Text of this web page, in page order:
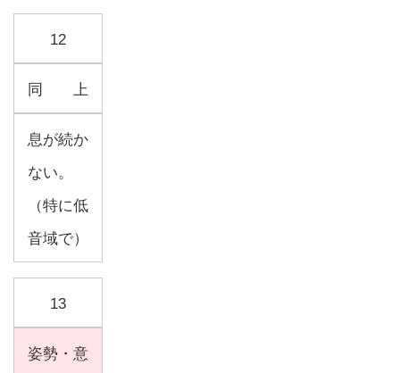
12
同 上
息が続か
ない。
（特に低
音域で）
13
姿勢・意